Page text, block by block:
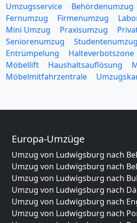
Umzugsservice Behördenumzug
Fernumzug
Firmenumzug
Mini Umzug
Praxisumzug
Seniorenumzug
Studentenumzug
Entrümpelung
Halteverbotszone
Möbellift
Haushaltsauflösung
Möbelmitfahrzentrale
Europa-Umzüge
Umzug von Ludwigsburg nach
Umzug von Ludwigsburg nach
Umzug von Ludwigsburg nach
Umzug von Ludwigsburg nach
Umzug von Ludwigsburg nach
Umzug von Ludwigsburg nach